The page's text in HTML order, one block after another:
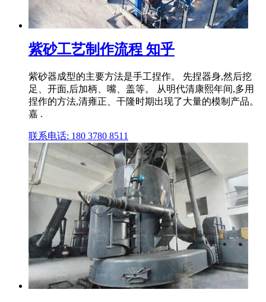
紫砂工艺制作流程 知乎
紫砂器成型的主要方法是手工捏作。 先捏器身,然后挖
足、开面,后加柄、嘴、盖等。 从明代清康熙年间,多用
捏作的方法,清雍正、干隆时期出现了大量的模制产品。
嘉 .
联系电话: 180 3780 8511